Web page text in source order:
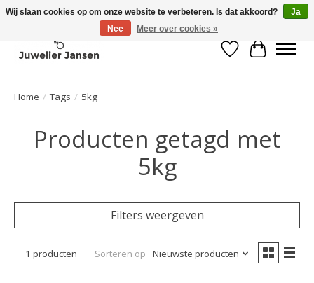
Verlanglijst
Home / Tags / 5kg
Producten getagd met
5kg
Filters weergeven
1 producten Sorteren op Nieuwste producten
Wij slaan cookies op om onze website te verbeteren. Is dat akkoord?
Ja
Nee
Meer over cookies »